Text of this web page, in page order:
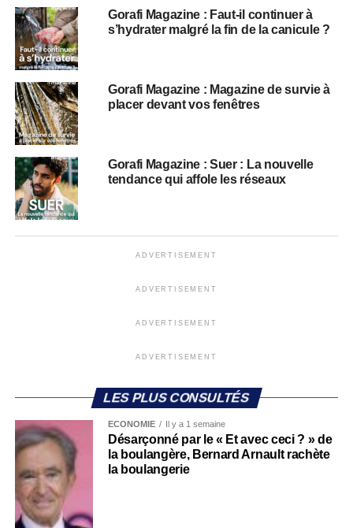
Gorafi Magazine : Faut-il continuer à
s’hydrater malgré la fin de la canicule ?
Gorafi Magazine : Magazine de survie à
placer devant vos fenêtres
Gorafi Magazine : Suer : La nouvelle
tendance qui affole les réseaux
ADVERTISEMENT
ADVERTISEMENT
ADVERTISEMENT
ADVERTISEMENT
LES PLUS CONSULTÉS
ECONOMIE Il y a 1 semaine
Désarçonné par le « Et avec ceci ? » de
la boulangère, Bernard Arnault rachète
la boulangerie